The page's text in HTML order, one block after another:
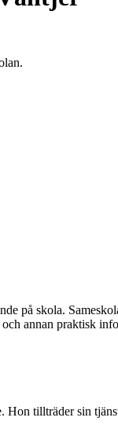
på skola.
annan praktisk
Hon tillträder sin